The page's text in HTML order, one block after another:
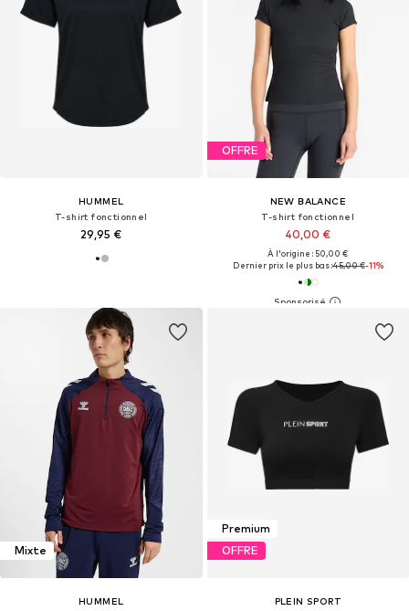
HUMMEL
T-shirt fonctionnel
29,95 €
OFFRE
NEW BALANCE
T-shirt fonctionnel
40,00 €
À l'origine : 50,00 €
Dernier prix le plus bas :45,00 €-11%
Mixte
HUMMEL
Premium
OFFRE
PLEIN SPORT